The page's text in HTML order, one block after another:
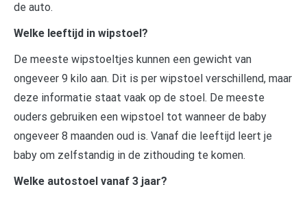
de auto.
Welke leeftijd in wipstoel?
De meeste wipstoeltjes kunnen een gewicht van
ongeveer 9 kilo aan. Dit is per wipstoel verschillend, maar
deze informatie staat vaak op de stoel. De meeste
ouders gebruiken een wipstoel tot wanneer de baby
ongeveer 8 maanden oud is. Vanaf die leeftijd leert je
baby om zelfstandig in de zithouding te komen.
Welke autostoel vanaf 3 jaar?